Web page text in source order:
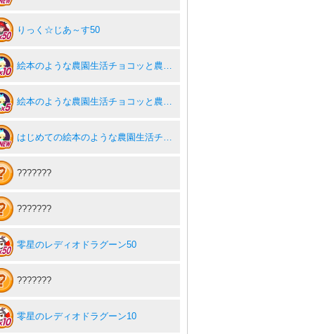
りっく☆じあ～す50
絵本のような農園生活チョコッと農園10
絵本のような農園生活チョコッと農園5
はじめての絵本のような農園生活チョコッと農園
???????
???????
零星のレディオドラグーン50
???????
零星のレディオドラグーン10